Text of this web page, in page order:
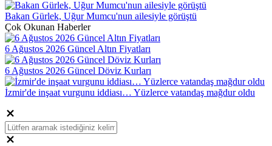
Bakan Gürlek, Uğur Mumcu'nun ailesiyle görüştü
Çok Okunan Haberler
6 Ağustos 2026 Güncel Altın Fiyatları
6 Ağustos 2026 Güncel Döviz Kurları
İzmir'de inşaat vurgunu iddiası… Yüzlerce vatandaş mağdur oldu